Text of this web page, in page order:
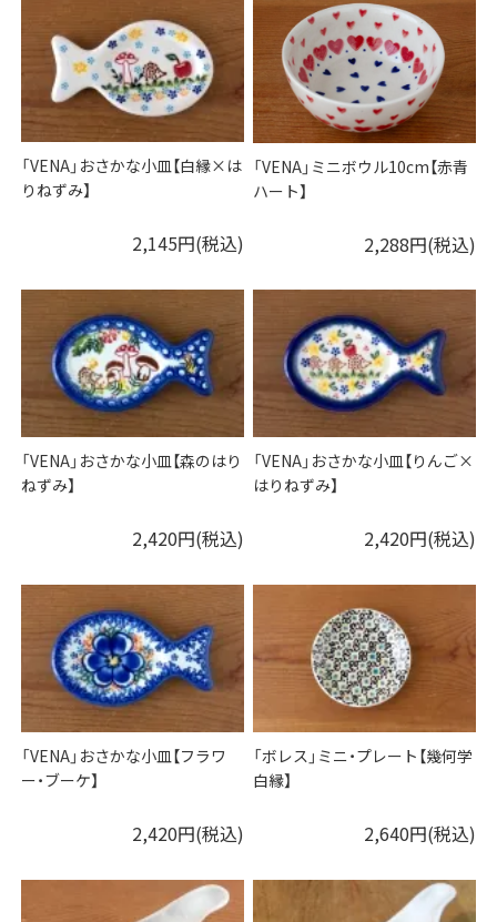
「VENA」おさかな小皿【白縁×は
りねずみ】
2,145円(税込)
「VENA」ミニボウル10cm【赤青
ハート】
2,288円(税込)
「VENA」おさかな小皿【森のはり
ねずみ】
2,420円(税込)
「VENA」おさかな小皿【りんご×
はりねずみ】
2,420円(税込)
「VENA」おさかな小皿【フラワ
ー・ブーケ】
2,420円(税込)
「ボレス」ミニ・プレート【幾何学
白縁】
2,640円(税込)